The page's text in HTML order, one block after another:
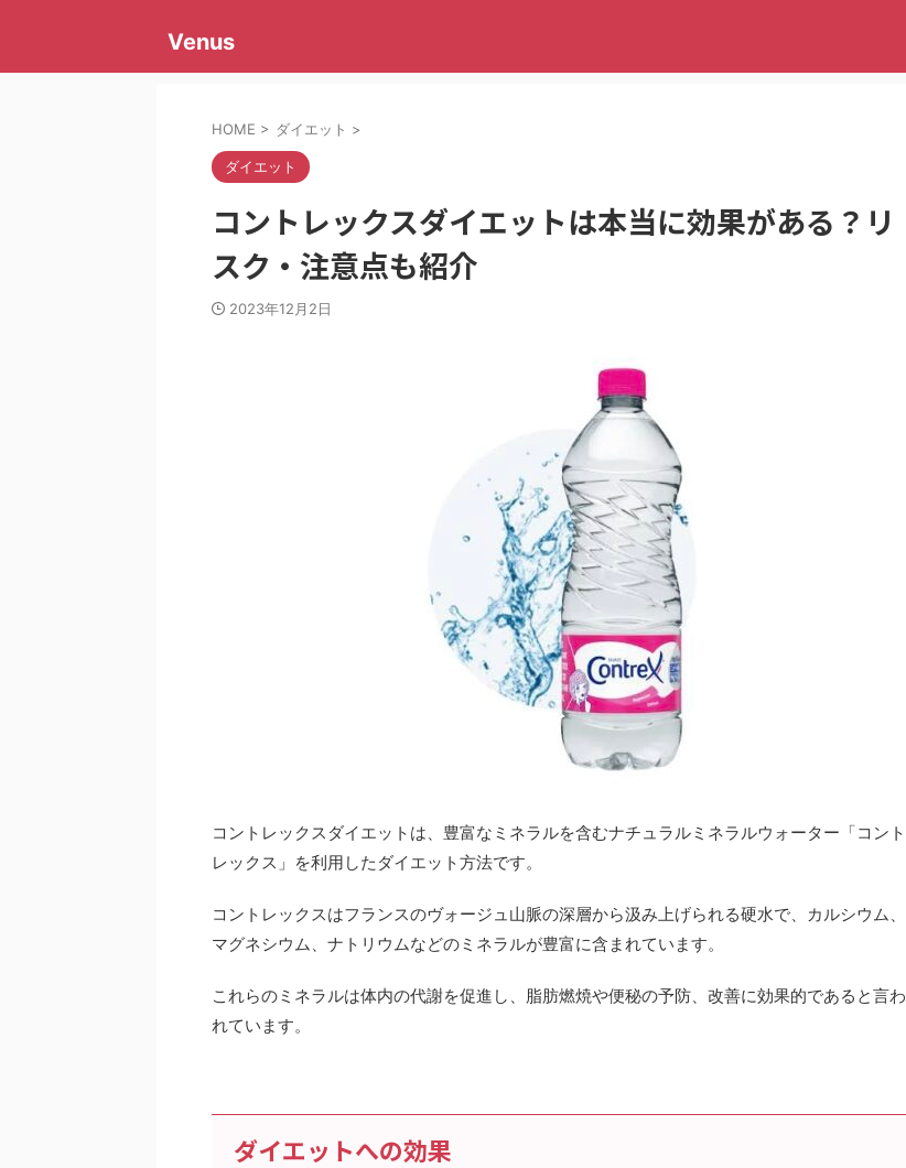
Venus
HOME > ダイエット >
ダイエット
コントレックスダイエットは本当に効果がある？リ
スク・注意点も紹介
2023年12月2日
コントレックスダイエットは、豊富なミネラルを含むナチュラルミネラルウォーター「コント
レックス」を利用したダイエット方法です。
コントレックスはフランスのヴォージュ山脈の深層から汲み上げられる硬水で、カルシウム、
マグネシウム、ナトリウムなどのミネラルが豊富に含まれています。
これらのミネラルは体内の代謝を促進し、脂肪燃焼や便秘の予防、改善に効果的であると言わ
れています。
ダイエットへの効果